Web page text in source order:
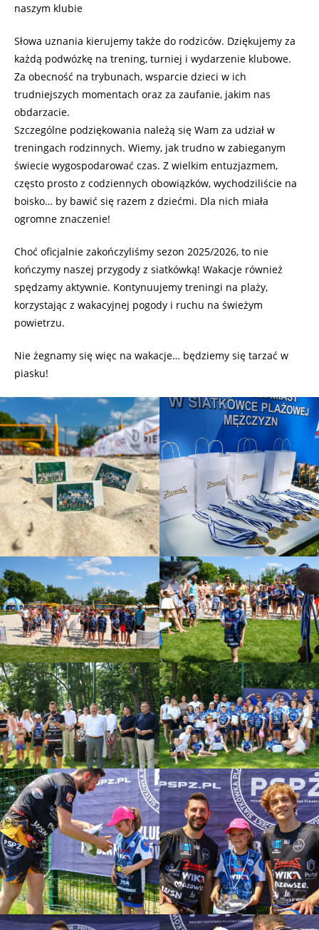
naszym klubie
Słowa uznania kierujemy także do rodziców. Dziękujemy za
każdą podwózkę na trening, turniej i wydarzenie klubowe.
Za obecność na trybunach, wsparcie dzieci w ich
trudniejszych momentach oraz za zaufanie, jakim nas
obdarzacie.
Szczególne podziękowania należą się Wam za udział w
treningach rodzinnych. Wiemy, jak trudno w zabieganym
świecie wygospodarować czas. Z wielkim entuzjazmem,
często prosto z codziennych obowiązków, wychodziliście na
boisko… by bawić się razem z dziećmi. Dla nich miała
ogromne znaczenie!
Choć oficjalnie zakończyliśmy sezon 2025/2026, to nie
kończymy naszej przygody z siatkówką! Wakacje również
spędzamy aktywnie. Kontynuujemy treningi na plaży,
korzystając z wakacyjnej pogody i ruchu na świeżym
powietrzu.
Nie żegnamy się więc na wakacje… będziemy się tarzać w
piasku!